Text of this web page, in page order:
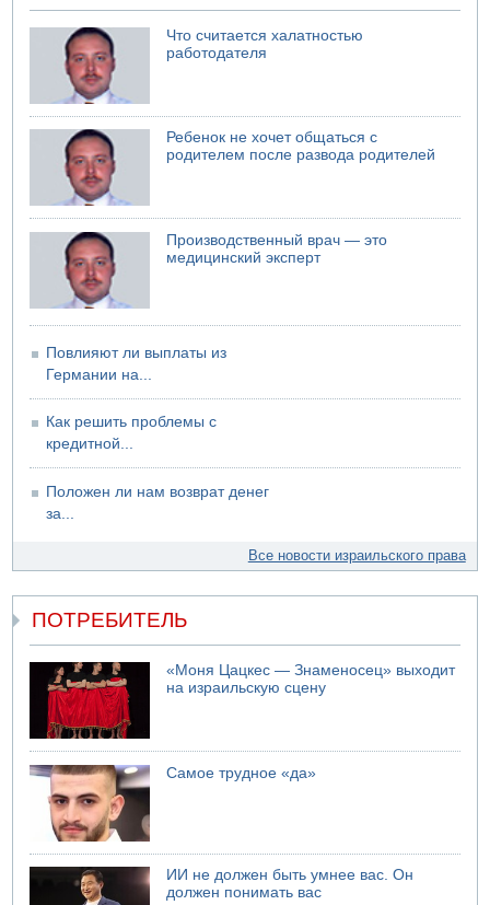
Что считается халатностью
работодателя
Ребенок не хочет общаться с
родителем после развода родителей
Производственный врач — это
медицинский эксперт
Повлияют ли выплаты из
Германии на...
Как решить проблемы с
кредитной...
Положен ли нам возврат денег
за...
Все новости израильского права
ПОТРЕБИТЕЛЬ
«Моня Цацкес — Знаменосец» выходит
на израильскую сцену
Самое трудное «да»
ИИ не должен быть умнее вас. Он
должен понимать вас